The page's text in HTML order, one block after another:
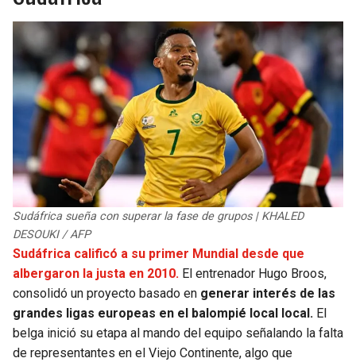
Sudáfrica sueña con superar la fase de grupos | KHALED
DESOUKI / AFP
Sudáfrica calificó a su primer Mundial desde que
albergaron la justa en 2010. El entrenador Hugo Broos,
consolidó un proyecto basado en generar interés de las
grandes ligas europeas en el balompié local local. El
belga inició su etapa al mando del equipo señalando la falta
de representantes en el Viejo Continente, algo que